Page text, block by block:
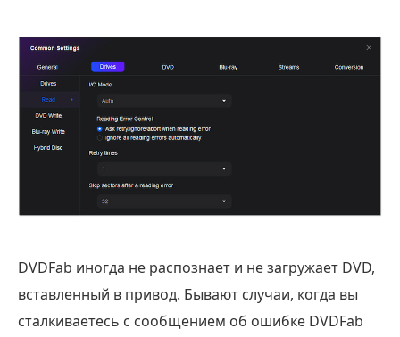
DVDFab иногда не распознает и не загружает DVD,
вставленный в привод. Бывают случаи, когда вы
сталкиваетесь с сообщением об ошибке DVDFab